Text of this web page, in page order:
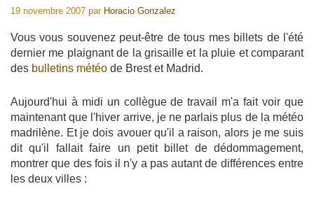
19 novembre 2007 par Horacio Gonzalez
Vous vous souvenez peut-être de tous mes billets de l'été
dernier me plaignant de la grisaille et la pluie et comparant
des bulletins météo de Brest et Madrid.
Aujourd'hui à midi un collègue de travail m'a fait voir que
maintenant que l'hiver arrive, je ne parlais plus de la météo
madrilène. Et je dois avouer qu'il a raison, alors je me suis
dit qu'il fallait faire un petit billet de dédommagement,
montrer que des fois il n'y a pas autant de différences entre
les deux villes :